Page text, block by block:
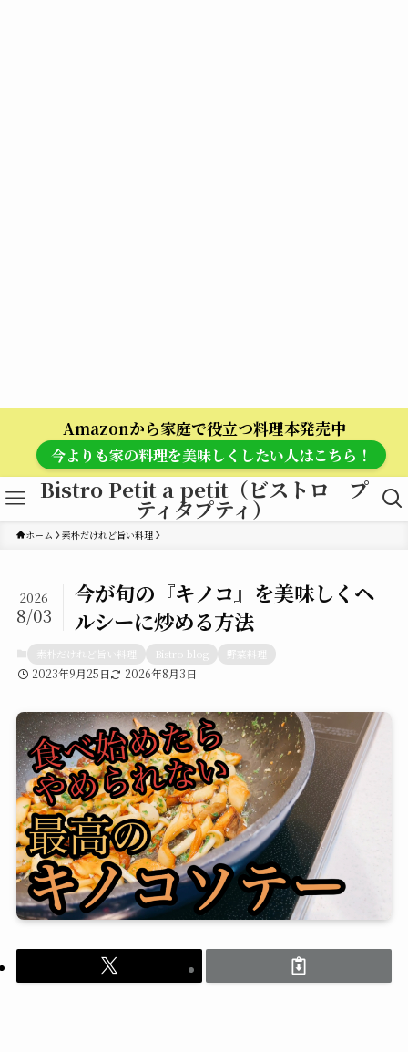
Amazonから家庭で役立つ料理本発売中
今よりも家の料理を美味しくしたい人はこちら！
Bistro Petit a petit（ビストロ プ
ティタプティ）
ホーム 素朴だけれど旨い料理
今が旬の『キノコ』を美味しくヘ
ルシーに炒める方法
2026
8/03
素朴だけれど旨い料理 Bistro blog 野菜料理
2023年9月25日 2026年8月3日